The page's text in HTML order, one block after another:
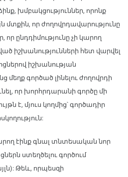
խմբակցություններ, որոնք
մտքին, որ ժողովրդավարությունը
որ ընդդիմությունը չի կարող
իշխանությունների հետ վարվել
իշխանության
գործած լինելու ժողովրդի
որ խորհրդարանի գործը մի
է, մյուս կողմից՝ գործադիր
էինք գնալ տնտեսական նոր
ստեղծելու գործում
Թեև, որպեսզի